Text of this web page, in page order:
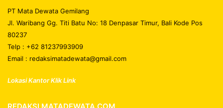
PT Mata Dewata Gemilang
Jl. Waribang Gg. Titi Batu No: 18 Denpasar Timur, Bali Kode Pos
80237
Telp : +62 81237993909
Email : redaksimatadewata@gmail.com
Lokasi Kantor Klik Link